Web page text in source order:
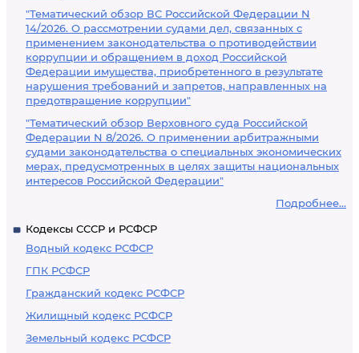
"Тематический обзор ВС Российской Федерации N
14/2026. О рассмотрении судами дел, связанных с
применением законодательства о противодействии
коррупции и обращением в доход Российской
Федерации имущества, приобретенного в результате
нарушения требований и запретов, направленных на
предотвращение коррупции"
"Тематический обзор Верховного суда Российской
Федерации N 8/2026. О применении арбитражными
судами законодательства о специальных экономических
мерах, предусмотренных в целях защиты национальных
интересов Российской Федерации"
Подробнее...
Кодексы СССР и РСФСР
Водный кодекс РСФСР
ГПК РСФСР
Гражданский кодекс РСФСР
Жилищный кодекс РСФСР
Земельный кодекс РСФСР